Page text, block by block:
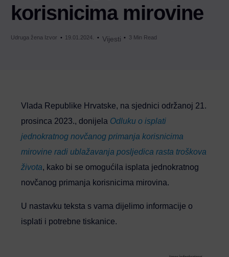
korisnicima mirovine
Udruga žena Izvor 19.01.2024. Vijesti 3 Min Read
Vlada Republike Hrvatske, na sjednici održanoj 21.
prosinca 2023., donijela Odluku o isplati
jednokratnog novčanog primanja korisnicima
mirovine radi ublažavanja posljedica rasta troškova
života, kako bi se omogućila isplata jednokratnog
novčanog primanja korisnicima mirovina.
U nastavku teksta s vama dijelimo informacije o
isplati i potrebne tiskanice.